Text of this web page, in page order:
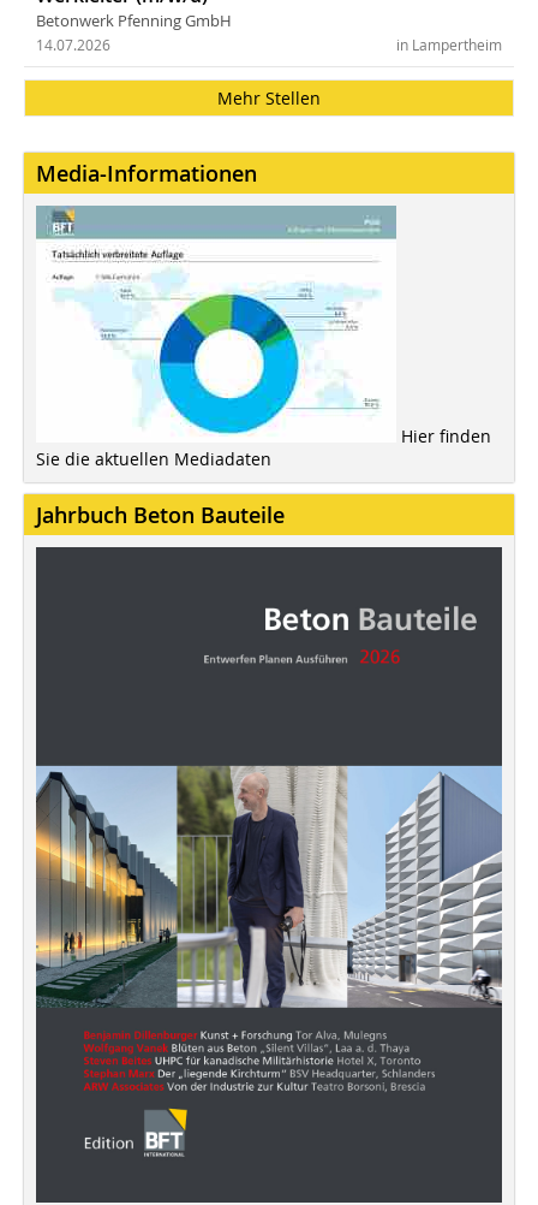
Betonwerk Pfenning GmbH
in Lampertheim
14.07.2026
Mehr Stellen
Media-Informationen
Hier finden
Sie die aktuellen Mediadaten
Jahrbuch Beton Bauteile